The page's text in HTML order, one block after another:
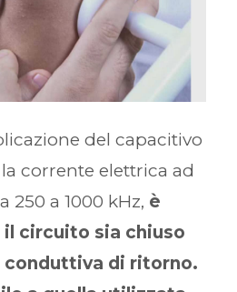
del capacitivo
corrente elettrica ad
250 a 1000 kHz, è
circuito sia chiuso
conduttiva di ritorno.